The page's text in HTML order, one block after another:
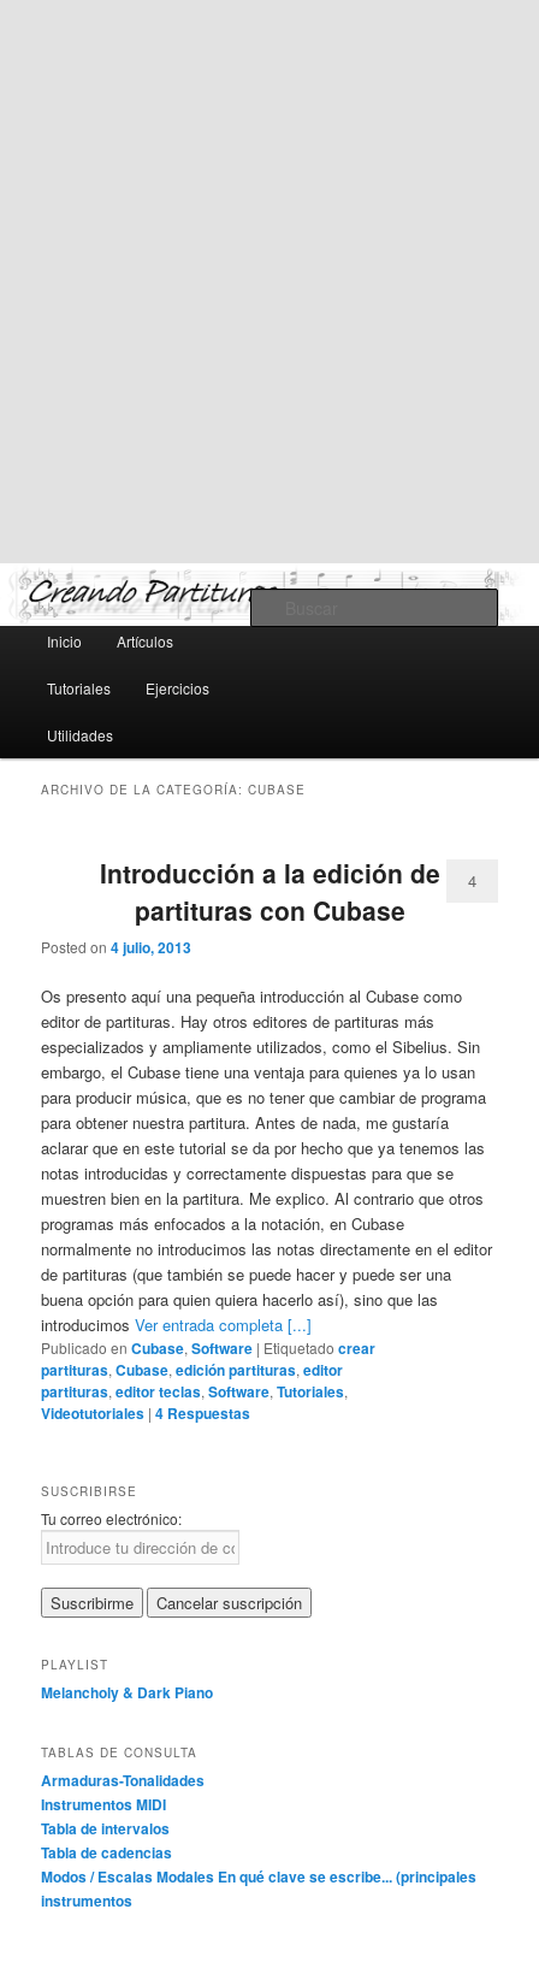
Teoría y notación musical, software y MIDI
Menú
Ir
al
contenido
principal
Ir
al
contenido
secundario
Inicio Artículos
Tutoriales Ejercicios
Utilidades
ARCHIVO DE LA CATEGORÍA:CUBASE
Introducción a la edición de
partituras con Cubase
Posted on4 julio, 2013
4
Os presento aquí una pequeña introducción al Cubase como
editor de partituras. Hay otros editores de partituras más
especializados y ampliamente utilizados, como el Sibelius. Sin
embargo, el Cubase tiene una ventaja para quienes ya lo usan
para producir música, que es no tener que cambiar de programa
para obtener nuestra partitura. Antes de nada, me gustaría
aclarar que en este tutorial se da por hecho que ya tenemos las
notas introducidas y correctamente dispuestas para que se
muestren bien en la partitura. Me explico. Al contrario que otros
programas más enfocados a la notación, en Cubase
normalmente no introducimos las notas directamente en el editor
de partituras (que también se puede hacer y puede ser una
buena opción para quien quiera hacerlo así), sino que las
introducimosVer entrada completa [...]
Publicado en Cubase,Software | Etiquetado crear
partituras,Cubase,edición partituras,editor
partituras,editor teclas,Software,Tutoriales,
Videotutoriales |4 Respuestas
SUSCRIBIRSE
Tu correo electrónico:
PLAYLIST
Melancholy & Dark Piano
TABLAS DE CONSULTA
Armaduras-Tonalidades
Instrumentos MIDI
Tabla de intervalos
Tabla de cadencias
Modos / Escalas Modales En qué clave se escribe... (principales
instrumentos